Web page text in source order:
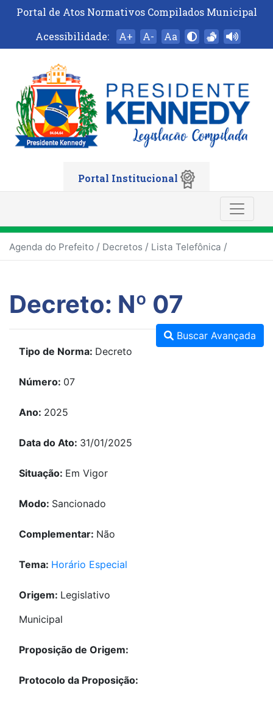
Portal de Atos Normativos Compilados Municipal
Acessibilidade:
A+ A- Aa
Portal Institucional
Agenda do Prefeito / Decretos / Lista Telefônica /
Decreto: Nº 07
Buscar Avançada
Tipo de Norma: Decreto
Número: 07
Ano: 2025
Data do Ato: 31/01/2025
Situação: Em Vigor
Modo: Sancionado
Complementar: Não
Tema: Horário Especial
Origem: Legislativo
Municipal
Proposição de Origem:
Protocolo da Proposição: